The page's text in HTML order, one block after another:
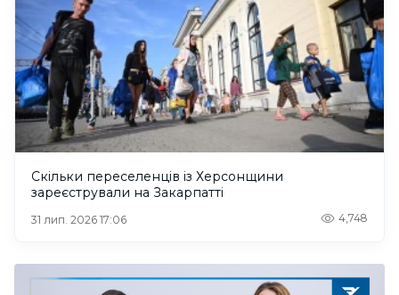
Скільки переселенців із Херсонщини
зареєстрували на Закарпатті
31 лип. 2026 17:06 4,748